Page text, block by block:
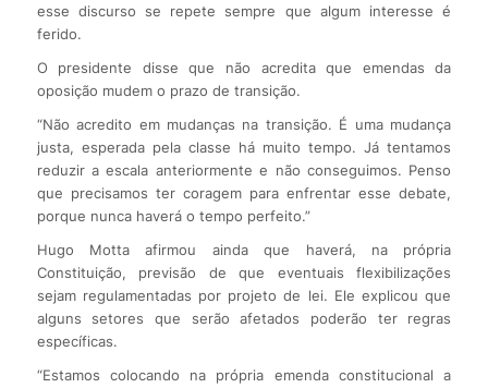
esse discurso se repete sempre que algum interesse é
ferido.
O presidente disse que não acredita que emendas da
oposição mudem o prazo de transição.
“Não acredito em mudanças na transição. É uma mudança
justa, esperada pela classe há muito tempo. Já tentamos
reduzir a escala anteriormente e não conseguimos. Penso
que precisamos ter coragem para enfrentar esse debate,
porque nunca haverá o tempo perfeito.”
Hugo Motta afirmou ainda que haverá, na própria
Constituição, previsão de que eventuais flexibilizações
sejam regulamentadas por projeto de lei. Ele explicou que
alguns setores que serão afetados poderão ter regras
específicas.
“Estamos colocando na própria emenda constitucional a